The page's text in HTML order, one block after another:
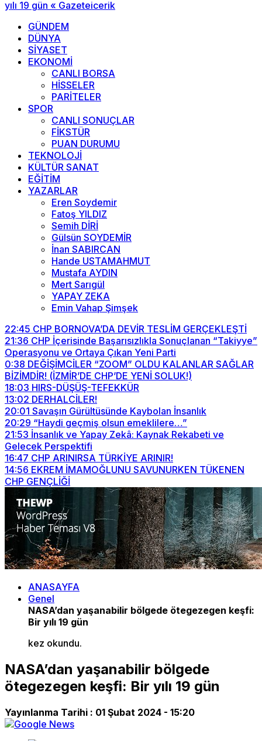
GÜNDEM
DÜNYA
SİYASET
EKONOMİ
CANLI BORSA
HİSSELER
PARİTELER
SPOR
CANLI SONUÇLAR
FİKSTÜR
PUAN DURUMU
TEKNOLOJİ
KÜLTÜR SANAT
EĞİTİM
YAZARLAR
Eren Soydemir
Fatoş YILDIZ
Semih DİRİ
Gülsün SOYDEMİR
İnan SABIRCAN
Hande USTAMAHMUT
Mustafa AYDIN
Mert Sarıgül
YAPAY ZEKA
Emin Vahap Şimşek
22:45 CHP BORNOVA’DA DEVİR TESLİM GERÇEKLEŞTİ
21:36 CHP İçerisinde Başarısızlıkla Sonuçlanan “Takiyye”
Operasyonu ve Ortaya Çıkan Yeni Parti
0:38 DEĞİŞİMCİLER “ZOOM” OLDU KALANLAR SAĞLAR
BİZİMDİR! (İZMİR’DE CHP’DE YENİ SOLUK!)
18:03 HIRS-DÜŞÜŞ-TEFEKKÜR
13:02 DERHALCİLER!
20:01 Savaşın Gürültüsünde Kaybolan İnsanlık
20:29 “Haydi geçmiş olsun emeklilere…”
21:53 İnsanlık ve Yapay Zekâ: Kaynak Rekabeti ve
Gelecek Perspektifi
16:47 CHP ARINIRSA TÜRKİYE ARINIR!
14:56 EKREM İMAMOĞLUNU SAVUNURKEN TÜKENEN
CHP GENÇLİĞİ
ANASAYFA
Genel
NASA’dan yaşanabilir bölgede ötegezegen keşfi:
Bir yılı 19 gün
kez okundu.
NASA’dan yaşanabilir bölgede
ötegezegen keşfi: Bir yılı 19 gün
Yayınlanma Tarihi : 01 Şubat 2024 - 15:20